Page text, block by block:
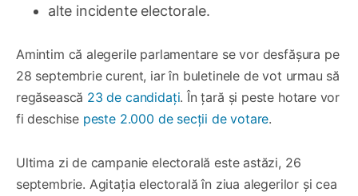
alte incidente electorale.
Amintim că alegerile parlamentare se vor desfășura pe
28 septembrie curent, iar în buletinele de vot urmau să
regăsească 23 de candidați. În țară și peste hotare vor
fi deschise peste 2.000 de secții de votare.
Ultima zi de campanie electorală este astăzi, 26
septembrie. Agitația electorală în ziua alegerilor și cea